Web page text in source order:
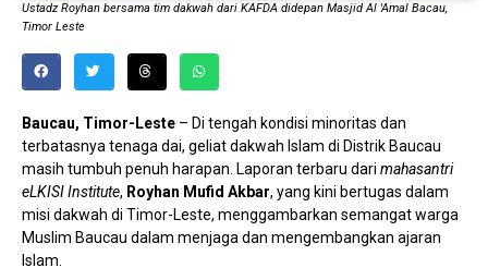
Ustadz Royhan bersama tim dakwah dari KAFDA didepan Masjid Al 'Amal Bacau,
Timor Leste
Baucau, Timor-Leste – Di tengah kondisi minoritas dan
terbatasnya tenaga dai, geliat dakwah Islam di Distrik Baucau
masih tumbuh penuh harapan. Laporan terbaru dari mahasantri
eLKISI Institute, Royhan Mufid Akbar, yang kini bertugas dalam
misi dakwah di Timor-Leste, menggambarkan semangat warga
Muslim Baucau dalam menjaga dan mengembangkan ajaran
Islam.